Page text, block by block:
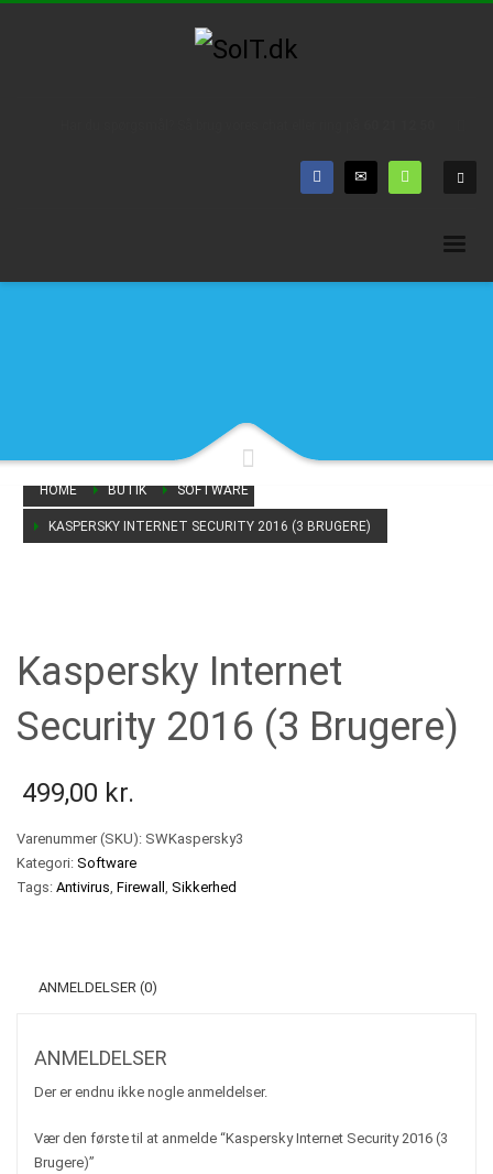
HOME BUTIK SOFTWARE
KASPERSKY INTERNET SECURITY 2016 (3 BRUGERE)
Kan også bruges på mobil og tablet
Kaspersky Internet
Security 2016 (3 Brugere)
499,00 kr.
Varenummer (SKU): SWKaspersky3
Kategori: Software
Tags: Antivirus Firewall Sikkerhed
ANMELDELSER (0)
ANMELDELSER
Der er endnu ikke nogle anmeldelser.
Vær den første til at anmelde “Kaspersky Internet Security 2016 (3
Brugere)”